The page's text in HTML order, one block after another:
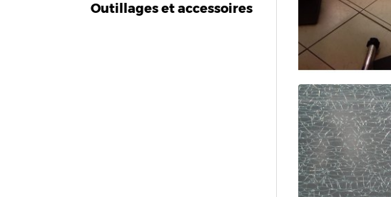
Outillages et accessoires